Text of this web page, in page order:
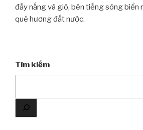
đầy nắng và gió, bên tiếng sóng biển
quê hương đất nước.
Tìm kiếm